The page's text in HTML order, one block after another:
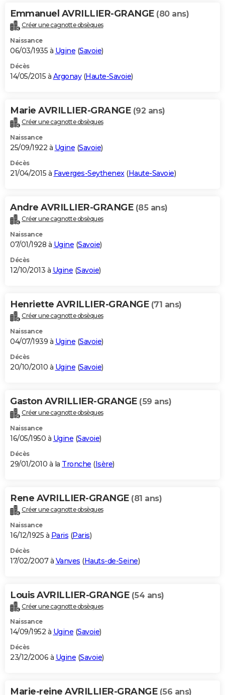
Emmanuel AVRILLIER-GRANGE (80 ans)
Créer une cagnotte obsèques
Naissance
06/03/1935 à Ugine (Savoie)
Décès
14/05/2015 à Argonay(Haute-Savoie)
Marie AVRILLIER-GRANGE (92 ans)
Créer une cagnotte obsèques
Naissance
25/09/1922 à Ugine (Savoie)
Décès
21/04/2015 à Faverges-Seythenex(Haute-Savoie)
Andre AVRILLIER-GRANGE (85 ans)
Créer une cagnotte obsèques
Naissance
07/01/1928 à Ugine (Savoie)
Décès
12/10/2013 à Ugine (Savoie)
Henriette AVRILLIER-GRANGE (71 ans)
Créer une cagnotte obsèques
Naissance
04/07/1939 à Ugine (Savoie)
Décès
20/10/2010 à Ugine (Savoie)
Gaston AVRILLIER-GRANGE (59 ans)
Créer une cagnotte obsèques
Naissance
16/05/1950 à Ugine (Savoie)
Décès
29/01/2010 à la Tronche (Isère)
Rene AVRILLIER-GRANGE (81 ans)
Créer une cagnotte obsèques
Naissance
16/12/1925 à Paris (Paris)
Décès
17/02/2007 à Vanves (Hauts-de-Seine)
Louis AVRILLIER-GRANGE (54 ans)
Créer une cagnotte obsèques
Naissance
14/09/1952 à Ugine (Savoie)
Décès
23/12/2006 à Ugine (Savoie)
Marie-reine AVRILLIER-GRANGE (56 ans)